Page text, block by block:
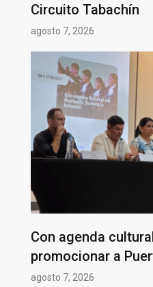
Circuito Tabachín
agosto 7, 2026
Con agenda
promocionar a
agosto 7, 2026